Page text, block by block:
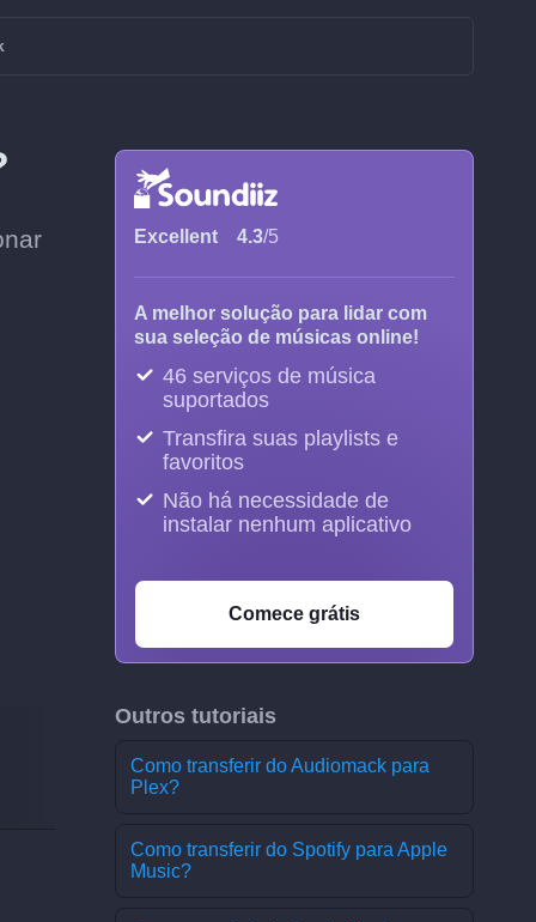
Excellent 4.3/5
A melhor solução para lidar com
sua seleção de músicas online!
46 serviços de música
suportados
Transfira suas playlists e
favoritos
Não há necessidade de
instalar nenhum aplicativo
Comece grátis
Outros tutoriais
Como transferir do Audiomack para
Plex?
Como transferir do Spotify para Apple
Music?